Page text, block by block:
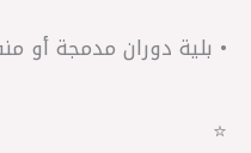
• بلية دوران مدمجة أو
⭐